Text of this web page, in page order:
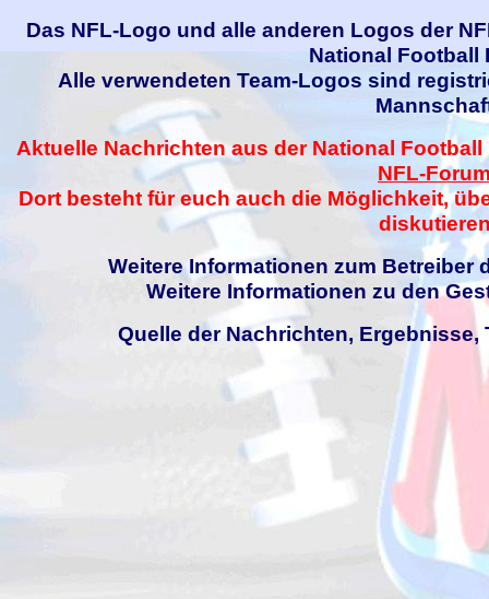
Das NFL-Logo und alle anderen Logos der
National Football
Alle verwendeten Team-Logos sind
Aktuelle Nachrichten aus der National
NFL-
Dort besteht für euch auch die Möglichkeit,
Weitere Informationen zum Betreiber
Weitere Informationen zu den
Quelle der Nachrichten,